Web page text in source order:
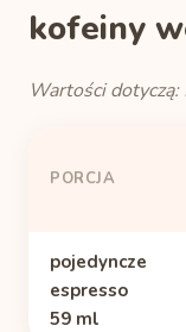
kofeiny
Wartości
PORCJA
pojedyncze
espresso
59 ml